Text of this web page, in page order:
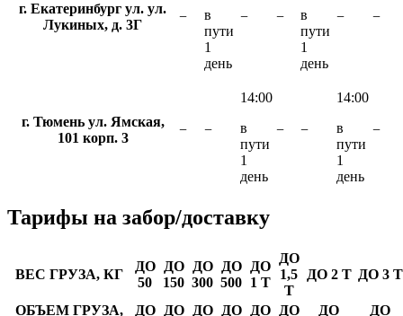
г. Екатеринбург ул. ул.
Лукиных, д. 3Г
−
в
пути
1
день
− −
в
пути
1
день
− −
г. Тюмень ул. Ямская,
101 корп. 3
− −
14:00
в
пути
1
день
− −
14:00
в
пути
1
день
−
Тарифы на забор/доставку
ВЕС ГРУЗА, КГ
ДО
50
ДО
150
ДО
300
ДО
500
ДО
1 Т
ДО
1,5
Т
ДО 2 Т ДО 3 Т
ОБЪЕМ ГРУЗА,
ДО
ДО
ДО
ДО
ДО
ДО
ДО
ДО